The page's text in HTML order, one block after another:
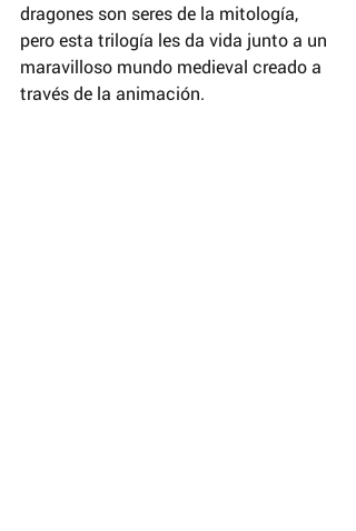
dragones son seres de la mitología,
pero esta trilogía les da vida junto a un
maravilloso mundo medieval creado a
través de la animación.